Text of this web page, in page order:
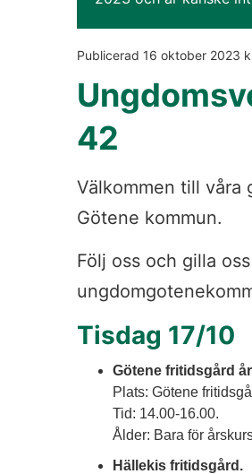
Publicerad 16 oktober 2023
42
Välkommen till våra
Götene kommun.
Följ oss och gilla
Tisdag 17/10
Götene fritidsgård
Plats: Götene
Tid: 14.00-16.00.
Ålder: Bara för
Hällekis fritidsgård.